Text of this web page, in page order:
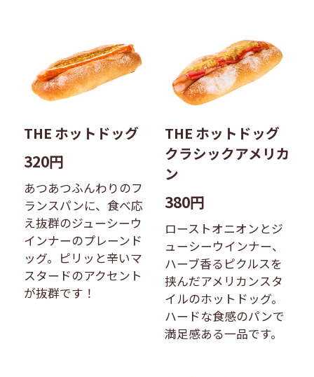
THE ホットドッグ
320円
あつあつふんわりのフ
ランスパンに、食べ応
え抜群のジューシーウ
インナーのプレーンド
ッグ。ピリッと辛いマ
スタードのアクセント
が抜群です！
THE ホットドッグ
クラシックアメリカ
ン
380円
ローストオニオンとジ
ューシーウインナー、
ハーブ香るピクルスを
挟んだアメリカンスタ
イルのホットドッグ。
ハードな食感のパンで
満足感ある一品です。